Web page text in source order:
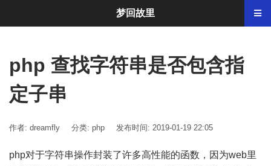
php 查找字符串是否包含指
定子串
作者: dreamfly 分类: php 发布时间: 2019-01-19 22:05
php对于字符串操作封装了许多高性能的函数，因为web里
梦回故里